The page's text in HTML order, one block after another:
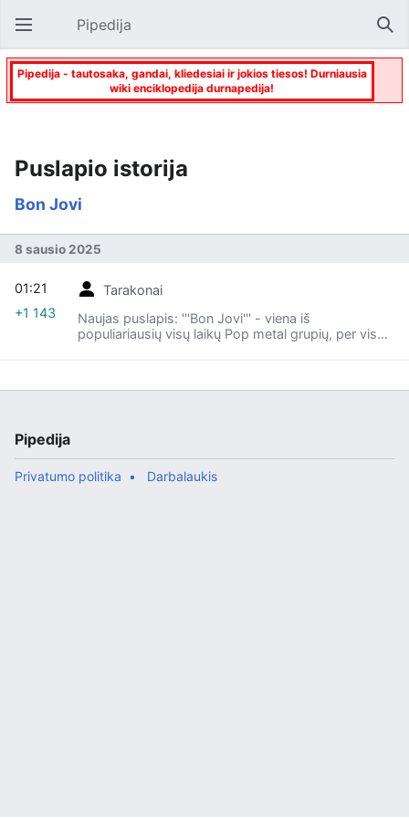
Atverti pagrindinį meniu Pipedija
Pipedija - tautosaka, gandai, kliedesiai ir jokios tiesos! Durniausia
wiki enciklopedija durnapedija!
Puslapio istorija
Bon Jovi
8 sausio 2025
Tarakonai
Naujas puslapis: '''Bon Jovi''' - viena iš
populiariausių visų laikų Pop metal grupių, per visą
sugadino visą meilę ir dėl to ji yra tokia kūrva.
tie, kuri...
01:21
+1 143
Pipedija
Privatumo politika Darbalaukis